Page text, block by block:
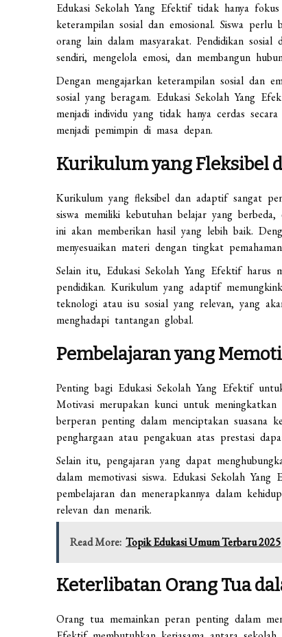
Edukasi Sekolah Yang Efektif tidak hanya
keterampilan sosial dan emosional. Siswa perlu
orang lain dalam masyarakat. Pendidikan
sendiri, mengelola emosi, dan membangun
Dengan mengajarkan keterampilan sosial dan
sosial yang beragam. Edukasi Sekolah Yang
menjadi individu yang tidak hanya cerdas
menjadi pemimpin di masa depan.
Kurikulum yang Fleksibel
Kurikulum yang fleksibel dan adaptif sangat
siswa memiliki kebutuhan belajar yang
ini akan memberikan hasil yang lebih baik.
menyesuaikan materi dengan tingkat
Selain itu, Edukasi Sekolah Yang Efektif harus
pendidikan. Kurikulum yang adaptif
teknologi atau isu sosial yang relevan, yang
menghadapi tantangan global.
Pembelajaran yang
Penting bagi Edukasi Sekolah Yang Efektif
Motivasi merupakan kunci untuk
berperan penting dalam menciptakan suasana
penghargaan atau pengakuan atas prestasi
Selain itu, pengajaran yang dapat
dalam memotivasi siswa. Edukasi Sekolah
pembelajaran dan menerapkannya dalam
relevan dan menarik.
Read More: Topik Edukasi Umum Terbaru 2025
Keterlibatan Orang Tua
Orang tua memainkan peran penting dalam